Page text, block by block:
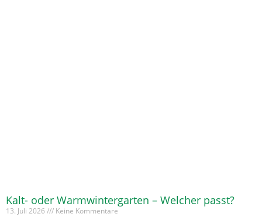
Kalt- oder Warmwintergarten – Welcher passt?
13. Juli 2026 Keine Kommentare